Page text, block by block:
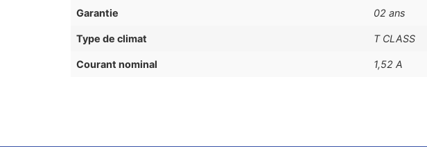
Garantie 02 ans
Type de climat T CLASS
Courant nominal 1,52 A